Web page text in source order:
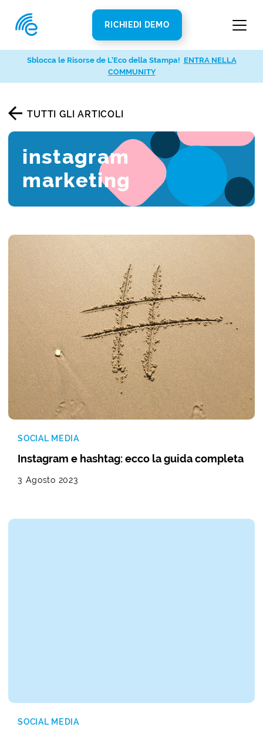
RICHIEDI DEMO
TUTTI GLI ARTICOLI
instagram
marketing
SOCIAL MEDIA
Instagram e hashtag: ecco la guida completa
3 Agosto 2023
SOCIAL MEDIA
Sblocca le Risorse de L’Eco della Stampa! ENTRA NELLA
COMMUNITY